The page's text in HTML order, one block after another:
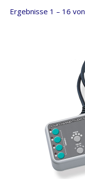
Ergebnisse 1 – 16